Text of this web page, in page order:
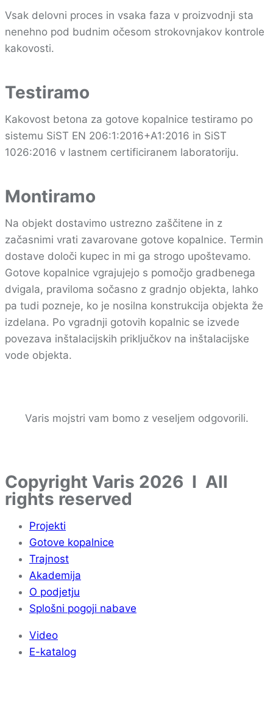
Vsak delovni proces in vsaka faza v proizvodnji sta
nenehno pod budnim očesom strokovnjakov kontrole
kakovosti.
Testiramo
Kakovost betona za gotove kopalnice testiramo po
sistemu SiST EN 206:1:2016+A1:2016 in SiST
1026:2016 v lastnem certificiranem laboratoriju.
Montiramo
Na objekt dostavimo ustrezno zaščitene in z
začasnimi vrati zavarovane gotove kopalnice. Termin
dostave določi kupec in mi ga strogo upoštevamo.
Gotove kopalnice vgrajujejo s pomočjo gradbenega
dvigala, praviloma sočasno z gradnjo objekta, lahko
pa tudi pozneje, ko je nosilna konstrukcija objekta že
izdelana. Po vgradnji gotovih kopalnic se izvede
povezava inštalacijskih priključkov na inštalacijske
vode objekta.
Varis mojstri vam bomo z veseljem odgovorili.
Copyright Varis 2026 I All
rights reserved
Projekti
Gotove kopalnice
Trajnost
Akademija
O podjetju
Splošni pogoji nabave
Video
E-katalog